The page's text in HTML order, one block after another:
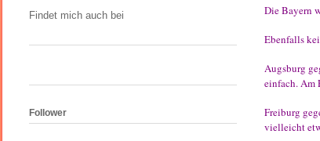
Die Bayern
Ebenfalls
Augsburg
einfach. Am
Freiburg
vielleicht
Findet mich auch bei
Follower